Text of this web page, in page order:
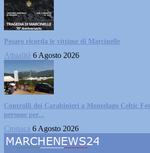
Pesaro ricorda le vittime di Marcinelle
Attualità 6 Agosto 2026
Controlli dei Carabinieri a Montelago Celtic
persone per...
Cronaca 6 Agosto 2026